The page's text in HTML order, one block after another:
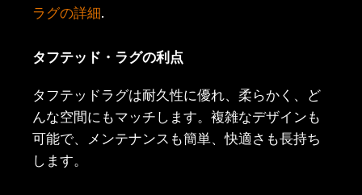
ラグの詳細.
タフテッド・ラグの利点
タフテッドラグは耐久性に優れ、柔らかく、ど
んな空間にもマッチします。複雑なデザインも
可能で、メンテナンスも簡単、快適さも長持ち
します。